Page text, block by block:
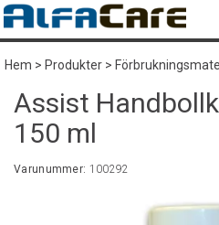
Hem>Produkter>
Assist
150 ml
Varunummer: 100292